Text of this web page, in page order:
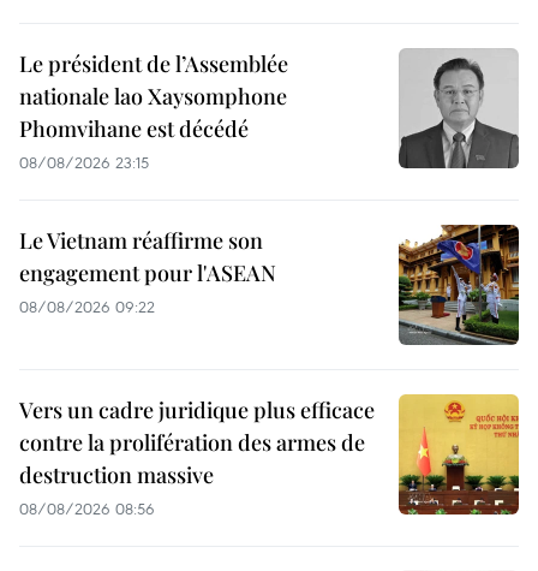
Le président de l’Assemblée
nationale lao Xaysomphone
Phomvihane est décédé
08/08/2026 23:15
Le Vietnam réaffirme son
engagement pour l'ASEAN
08/08/2026 09:22
Vers un cadre juridique plus efficace
contre la prolifération des armes de
destruction massive
08/08/2026 08:56